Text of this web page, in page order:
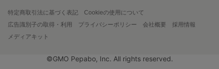
特定商取引法に基づく表記
Cookieの使用について
広告識別子の取得・利用
プライバシーポリシー 会社概要
採用情報
メディアキット
©GMO Pepabo, Inc. All rights reserved.